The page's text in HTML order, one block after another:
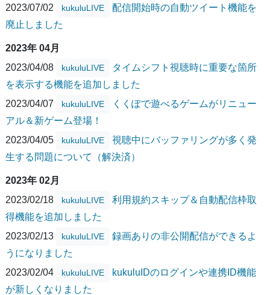
2023/07/02
kukuluLIVE
配信開始時の自動ツイート機能を
廃止しました
2023年 04月
2023/04/08
kukuluLIVE
タイムシフト視聴時に重要な箇所
を表示する機能を追加しました
2023/04/07
kukuluLIVE
くくぽで遊べるゲームがリニュー
アル＆新ゲーム登場！
2023/04/05
kukuluLIVE
視聴中にバッファリングが多く発
生する問題について（解決済）
2023年 02月
2023/02/18
kukuluLIVE
利用規約スキップ＆自動配信枠取
得機能を追加しました
2023/02/13
kukuluLIVE
録画ありの非公開配信ができるよ
うになりました
2023/02/04
kukuluLIVE
kukuluIDのログインや連携ID機能
が新しくなりました